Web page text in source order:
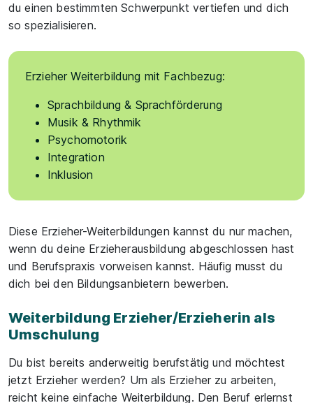
du einen bestimmten Schwerpunkt vertiefen und dich
so spezialisieren.
Erzieher Weiterbildung mit Fachbezug:
Sprachbildung & Sprachförderung
Musik & Rhythmik
Psychomotorik
Integration
Inklusion
Diese Erzieher-Weiterbildungen kannst du nur machen,
wenn du deine Erzieherausbildung abgeschlossen hast
und Berufspraxis vorweisen kannst. Häufig musst du
dich bei den Bildungsanbietern bewerben.
Weiterbildung Erzieher/Erzieherin als
Umschulung
Du bist bereits anderweitig berufstätig undmöchtest
jetzt Erzieher werden? Um als Erzieher zu arbeiten,
reicht keine einfache Weiterbildung. Den Beruf erlernst